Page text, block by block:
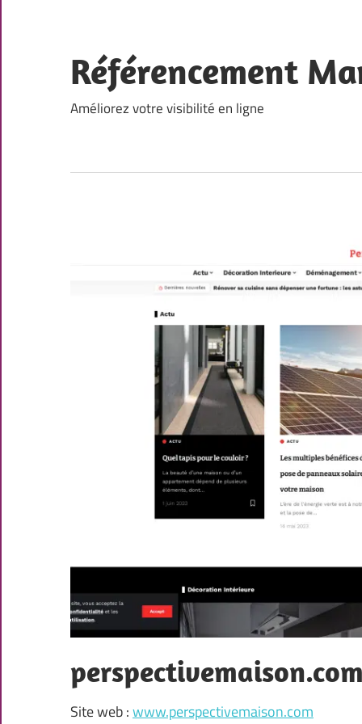
content
Référencement
Améliorez votre visibilité en ligne
Site web :www.perspectivemaison.com